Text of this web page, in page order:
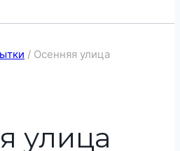
/ Осенняя улица
улица